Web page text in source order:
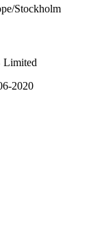
Stockholm
Limited
2020